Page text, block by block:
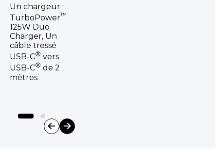
Un chargeur
TurboPower™
125W Duo
Charger, Un
câble tressé
USB-C® vers
USB-C® de 2
mètres